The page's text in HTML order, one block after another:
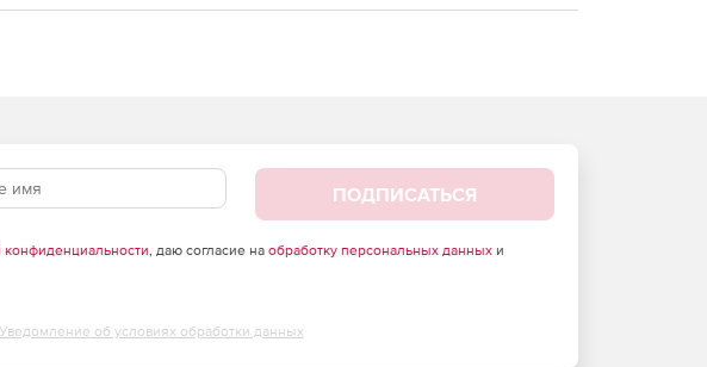
ПОДПИСАТЬСЯ
конфиденциальности, даю согласие на обработку персональных данныхи
Уведомление об условиях обработки данных